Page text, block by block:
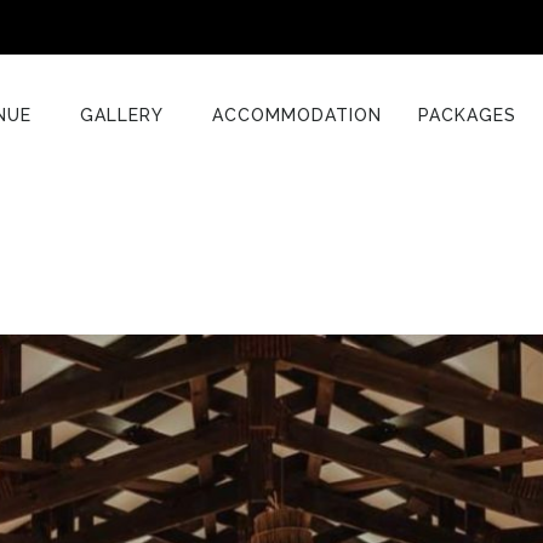
GALLERY ACCOMMODATION PACKAGES